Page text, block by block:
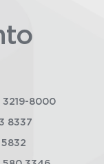
3219-8000
8337